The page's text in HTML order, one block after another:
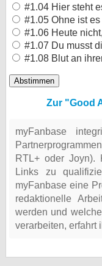
#1.04 Hier steht
#1.05 Ohne ist
#1.06 Heute
#1.07 Du musst
#1.08 Blut an
Zur "Good
myFanbase
RTL+ oder Joyn).
Links zu
myFanbase eine
redaktionelle
werden und
verarbeiten, erfahrt